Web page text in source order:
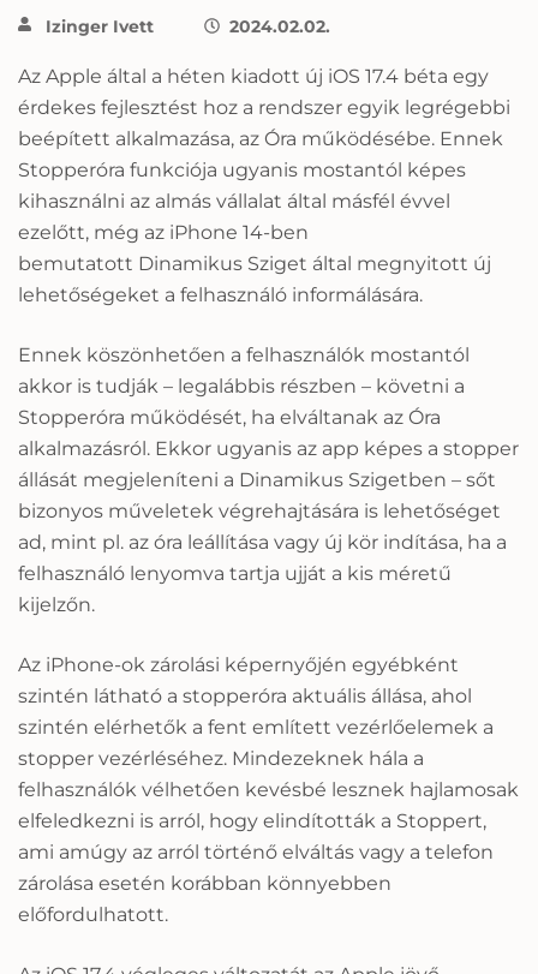
Izinger Ivett 2024.02.02.
Az Apple által a héten kiadott új iOS 17.4 béta egy
érdekes fejlesztést hoz a rendszer egyik legrégebbi
beépített alkalmazása, az Óra működésébe. Ennek
Stopperóra funkciója ugyanis mostantól képes
kihasználni az almás vállalat által másfél évvel
ezelőtt, még az iPhone 14-ben
bemutatott Dinamikus Sziget által megnyitott új
lehetőségeket a felhasználó informálására.
Ennek köszönhetően a felhasználók mostantól
akkor is tudják – legalábbis részben – követni a
Stopperóra működését, ha elváltanak az Óra
alkalmazásról. Ekkor ugyanis az app képes a stopper
állását megjeleníteni a Dinamikus Szigetben – sőt
bizonyos műveletek végrehajtására is lehetőséget
ad, mint pl. az óra leállítása vagy új kör indítása, ha a
felhasználó lenyomva tartja ujját a kis méretű
kijelzőn.
Az iPhone-ok zárolási képernyőjén egyébként
szintén látható a stopperóra aktuális állása, ahol
szintén elérhetők a fent említett vezérlőelemek a
stopper vezérléséhez. Mindezeknek hála a
felhasználók vélhetően kevésbé lesznek hajlamosak
elfeledkezni is arról, hogy elindították a Stoppert,
ami amúgy az arról történő elváltás vagy a telefon
zárolása esetén korábban könnyebben
előfordulhatott.